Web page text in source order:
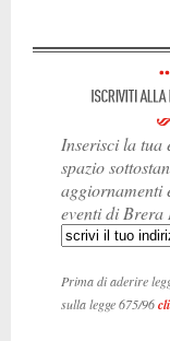
Inserisci la tua
spazio
aggiornamenti
eventi di Brera
Prima di aderire
sulla legge 675/96